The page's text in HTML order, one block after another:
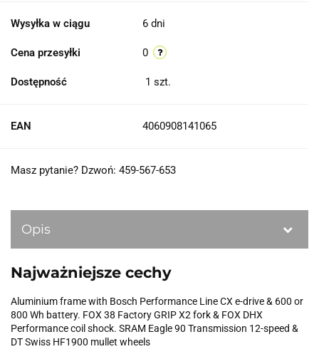
Wysyłka w ciągu 6 dni
Cena przesyłki 0
Dostępność 1 szt.
EAN 4060908141065
Masz pytanie? Dzwoń: 459-567-653
Opis
Najważniejsze cechy
Aluminium frame with Bosch Performance Line CX e-drive & 600 or
800 Wh battery. FOX 38 Factory GRIP X2 fork & FOX DHX
Performance coil shock. SRAM Eagle 90 Transmission 12-speed &
DT Swiss HF1900 mullet wheels